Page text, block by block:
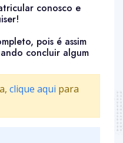
conosco e
pois é assim
concluir algum
clique aqui para